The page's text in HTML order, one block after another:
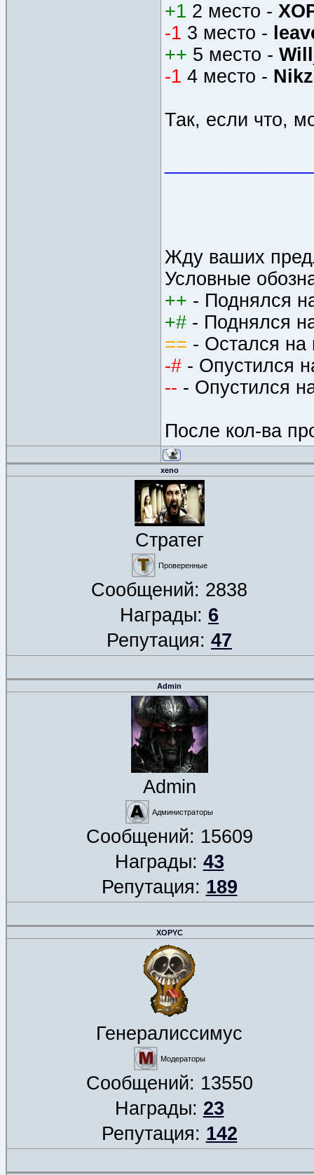
+1 2 место -
-1 3 место -
++ 5 место - Will
-1 4 место -
Так, если что,
Жду ваших
Условные
++ - Поднялся
+# - Поднялся
== - Остался на
-# - Опустился
-- - Опустился
После кол-ва
xeno
Стратег
Проверенные
Сообщений: 2838
Награды: 6
Репутация: 47
Admin
Admin
Администраторы
Сообщений: 15609
Награды: 43
Репутация: 189
XOPYC
Генералиссимус
Модераторы
Сообщений: 13550
Награды: 23
Репутация: 142